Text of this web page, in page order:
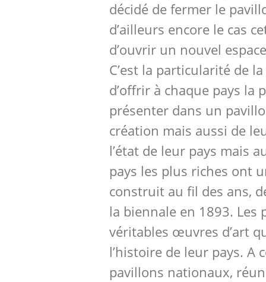
décidé de fermer le
d’ailleurs encore le cas
d’ouvrir un nouvel
C’est la particularité de
d’offrir à chaque pays la
présenter dans un
création mais aussi de
l’état de leur pays mais
pays les plus riches ont
construit au fil des ans,
la biennale en 1893. Les
véritables œuvres d’art
l’histoire de leur pays. A
pavillons nationaux,